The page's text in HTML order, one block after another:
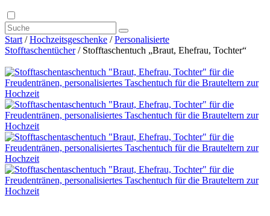
Start /Hochzeitsgeschenke /Personalisierte
Stofftaschentücher/ Stofftaschentuch „Braut, Ehefrau, Tochter“